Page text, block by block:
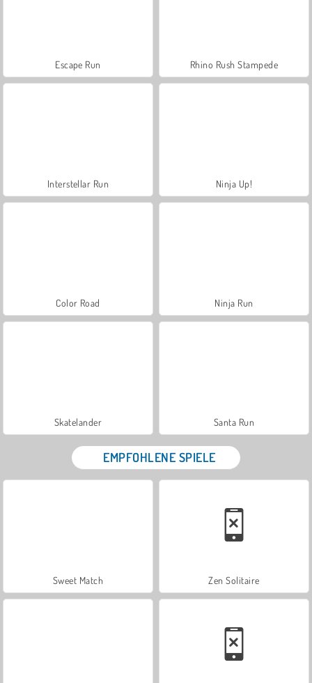
Escape Run Rhino Rush Stampede
Interstellar Run Ninja Up!
Color Road Ninja Run
Skatelander Santa Run
EMPFOHLENE SPIELE
Sweet Match Zen Solitaire